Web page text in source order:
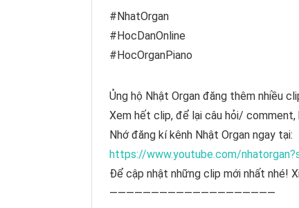
#NhatOrgan
#HocDanOnline
#HocOrganPiano
Ủng hộ Nhật Organ đăng thêm nhiều
Xem hết clip, để lại câu hỏi/
Nhớ đăng kí kênh Nhật Organ ngay tại:
https://www.youtube.com/
Để cập nhật những clip mới nhất nhé!
————————————————————